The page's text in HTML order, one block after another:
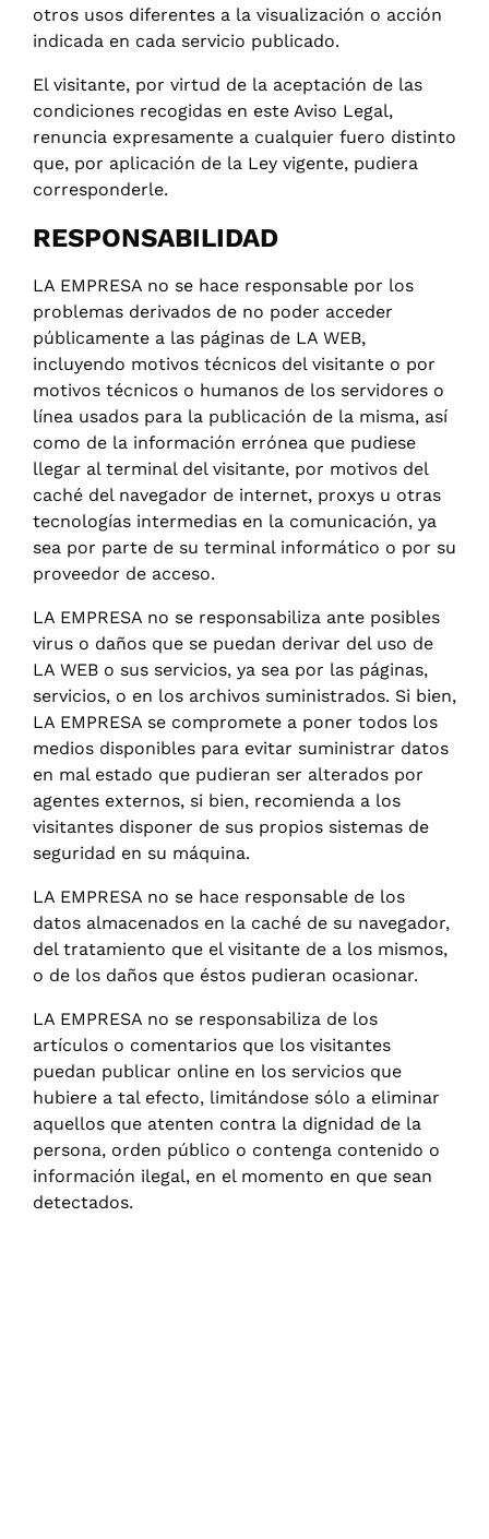
otros usos diferentes a la visualización o acción
indicada en cada servicio publicado.
El visitante, por virtud de la aceptación de las
condiciones recogidas en este Aviso Legal,
renuncia expresamente a cualquier fuero distinto
que, por aplicación de la Ley vigente, pudiera
corresponderle.
RESPONSABILIDAD
LA EMPRESA no se hace responsable por los
problemas derivados de no poder acceder
públicamente a las páginas de LA WEB,
incluyendo motivos técnicos del visitante o por
motivos técnicos o humanos de los servidores o
línea usados para la publicación de la misma, así
como de la información errónea que pudiese
llegar al terminal del visitante, por motivos del
caché del navegador de internet, proxys u otras
tecnologías intermedias en la comunicación, ya
sea por parte de su terminal informático o por su
proveedor de acceso.
LA EMPRESA no se responsabiliza ante posibles
virus o daños que se puedan derivar del uso de
LA WEB o sus servicios, ya sea por las páginas,
servicios, o en los archivos suministrados. Si bien,
LA EMPRESA se compromete a poner todos los
medios disponibles para evitar suministrar datos
en mal estado que pudieran ser alterados por
agentes externos, si bien, recomienda a los
visitantes disponer de sus propios sistemas de
seguridad en su máquina.
LA EMPRESA no se hace responsable de los
datos almacenados en la caché de su navegador,
del tratamiento que el visitante de a los mismos,
o de los daños que éstos pudieran ocasionar.
LA EMPRESA no se responsabiliza de los
artículos o comentarios que los visitantes
puedan publicar online en los servicios que
hubiere a tal efecto, limitándose sólo a eliminar
aquellos que atenten contra la dignidad de la
persona, orden público o contenga contenido o
información ilegal, en el momento en que sean
detectados.